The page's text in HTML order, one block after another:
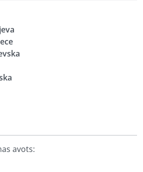
avots: